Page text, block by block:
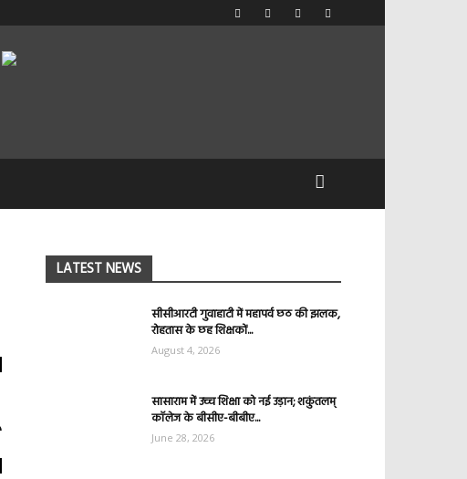
LATEST NEWS
सीसीआरटी गुवाहाटी में महापर्व छठ की झलक,
रोहतास के छह शिक्षकों...
August 4, 2026
सासाराम में उच्च शिक्षा को नई उड़ान; शकुंतलम्
कॉलेज के बीसीए-बीबीए...
June 28, 2026